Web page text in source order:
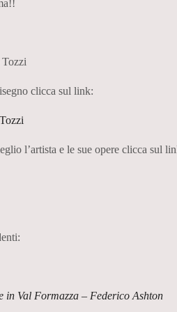
clicca sul link:
l’artista e le sue opere clicca sul
in Val Formazza – Federico Ashton